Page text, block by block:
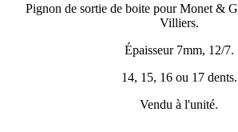
Pignon de sortie de boite pour Monet &
Villiers.
Épaisseur 7mm, 12/7.
14, 15, 16 ou 17 dents.
Vendu à l'unité.